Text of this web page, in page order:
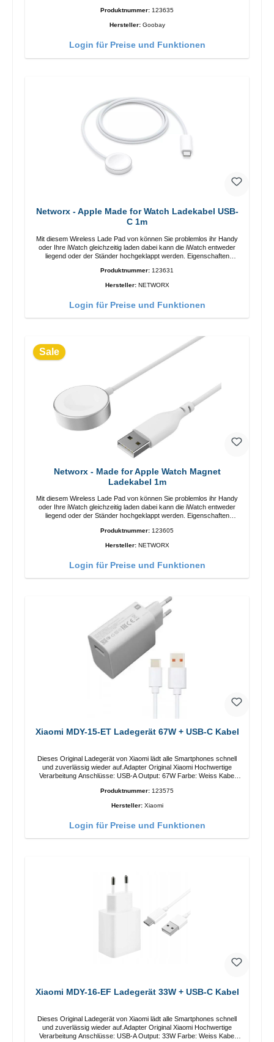
Produktnummer: 123635
Hersteller: Goobay
Login für Preise und Funktionen
Networx - Apple Made for Watch Ladekabel USB-
C 1m
Mit diesem Wireless Lade Pad von können Sie problemlos ihr Handy
oder Ihre iWatch gleichzeitig laden dabei kann die iWatch entweder
liegend oder der Ständer hochgeklappt werden. Eigenschaften
Produktnummer: 123631
Hersteller: NETWORX
Login für Preise und Funktionen
Sale
Networx - Made for Apple Watch Magnet
Ladekabel 1m
Mit diesem Wireless Lade Pad von können Sie problemlos ihr Handy
oder Ihre iWatch gleichzeitig laden dabei kann die iWatch entweder
liegend oder der Ständer hochgeklappt werden. Eigenschaften
Produktnummer: 123605
Hersteller: NETWORX
Login für Preise und Funktionen
Xiaomi MDY-15-ET Ladegerät 67W + USB-C Kabel
Dieses Original Ladegerät von Xiaomi lädt alle Smartphones schnell
und zuverlässig wieder auf.Adapter Original Xiaomi Hochwertige
Verarbeitung Anschlüsse: USB-A Output: 67W Farbe: Weiss Kabel
Produktnummer: 123575
Hersteller: Xiaomi
Login für Preise und Funktionen
Xiaomi MDY-16-EF Ladegerät 33W + USB-C Kabel
Dieses Original Ladegerät von Xiaomi lädt alle Smartphones schnell
und zuverlässig wieder auf.Adapter Original Xiaomi Hochwertige
Verarbeitung Anschlüsse: USB-A Output: 33W Farbe: Weiss Kabel